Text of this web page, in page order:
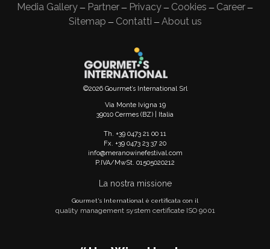
Media Gallery — Partner — Privacy — Cookies — Career —
Sitemap — Contatti — About us
©2026 Gourmet’s International Srl
Via Monte Ivigna 19
39010 Cermes (BZ) | Italia
Th. +39 0473 21 00 11
Fx. +39 0473 23 37 20
info@meranowinefestival.com
P.IVA/MwSt. 01505020212
La nostra missione
Gourmet's International è certificata con il
quality management system certificate ISO 9001